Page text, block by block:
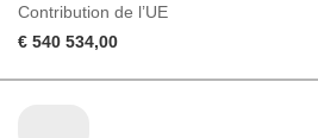
Contribution de l’UE
€ 540 534,00